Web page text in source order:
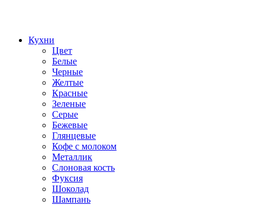
Кухни
Цвет
Белые
Черные
Желтые
Красные
Зеленые
Серые
Бежевые
Глянцевые
Кофе с молоком
Металлик
Слоновая кость
Фуксия
Шоколад
Шампань